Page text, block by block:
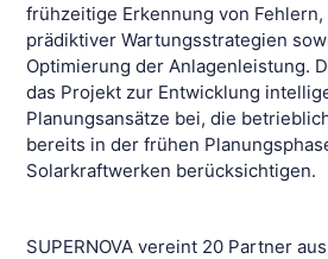
frühzeitige Erkennung von
prädiktiver Wartungsstrategien
Optimierung der Anlagenleistung.
das Projekt zur Entwicklung
Planungsansätze bei, die
bereits in der frühen
Solarkraftwerken berücksichtigen.
SUPERNOVA vereint 20 Partner